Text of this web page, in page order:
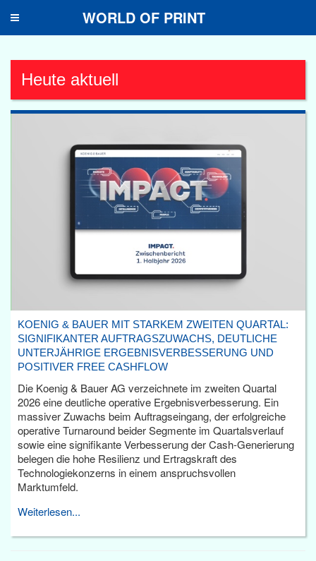
Toggle
WORLD OF PRINT
Heute aktuell
KOENIG & BAUER MIT STARKEM ZWEITEN QUARTAL:
SIGNIFIKANTER AUFTRAGSZUWACHS, DEUTLICHE
UNTERJÄHRIGE ERGEBNISVERBESSERUNG UND
POSITIVER FREE CASHFLOW
Die Koenig & Bauer AG verzeichnete im zweiten Quartal
2026 eine deutliche operative Ergebnisverbesserung. Ein
massiver Zuwachs beim Auftragseingang, der erfolgreiche
operative Turnaround beider Segmente im Quartalsverlauf
sowie eine signifikante Verbesserung der Cash-Generierung
belegen die hohe Resilienz und Ertragskraft des
Technologiekonzerns in einem anspruchsvollen
Marktumfeld.
Weiterlesen...